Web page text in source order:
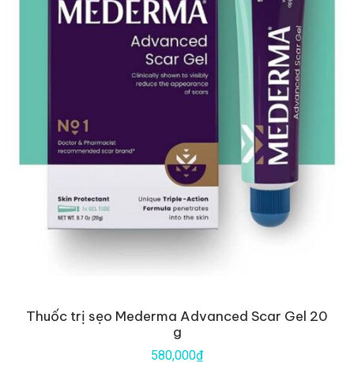
Thuốc trị sẹo Mederma Advanced Scar Gel 20
g
580,000₫